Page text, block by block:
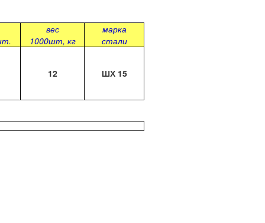
вес
1000шт, кг
марка
стали
12 ШХ 15